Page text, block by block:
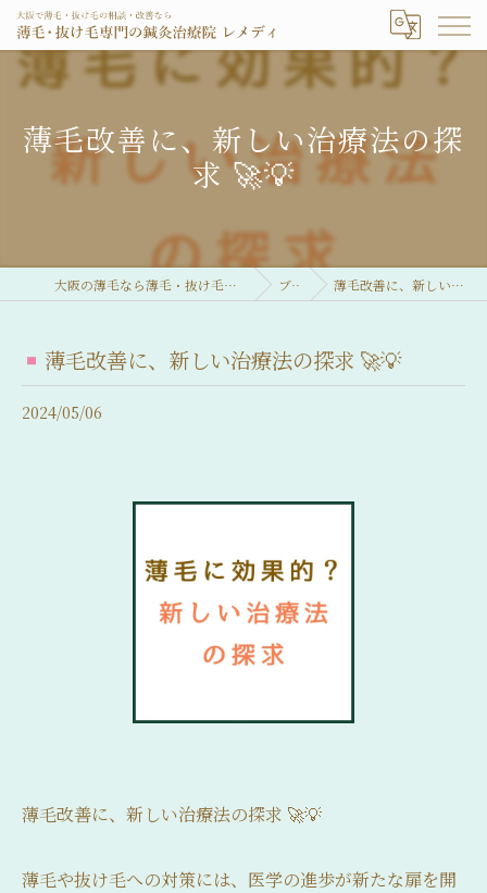
薄毛改善に、新しい治療法の探
求 🚀💡
大阪の薄毛なら薄毛・抜け毛専門の鍼灸治療院 レメディ ブログ 薄毛改善に、新しい治療法の探求 🚀💡
薄毛改善に、新しい治療法の探求 🚀💡
2024/05/06
薄毛改善に、新しい治療法の探求 🚀💡
薄毛や抜け毛への対策には、医学の進歩が新たな扉を開